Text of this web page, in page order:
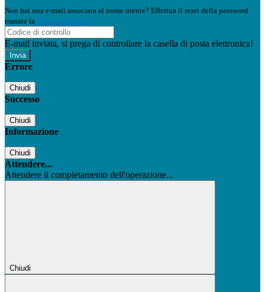
Non hai una e-mail associata al nome utente? Effettua il reset della password
tramite la Login Spaggiari
E-mail inviata, si prega di controllare la casella di posta elettronica!
Errore
Chiudi
Successo
Chiudi
Informazione
Chiudi
Attendere...
Attendere il completamento dell'operazione...
Chiudi